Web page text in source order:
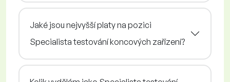
Jaké jsou nejvyšší platy na pozici
Specialista testování koncových zařízení?